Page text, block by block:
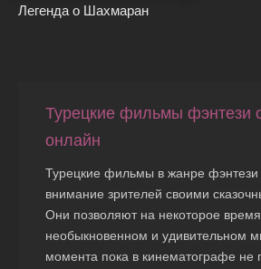
Легенда о Шахмаран
Турецкие фильмы фэнтези
онлайн
Турецкие фильмы в жанре фэнтези
внимание зрителей своими
Они позволяют на некоторое время
необыкновенном и удивительном
момента пока в кинематографе не